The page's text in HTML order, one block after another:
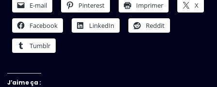
E-mail Pinterest Imprimer X
Facebook LinkedIn Reddit
Tumblr
J’aime ça :